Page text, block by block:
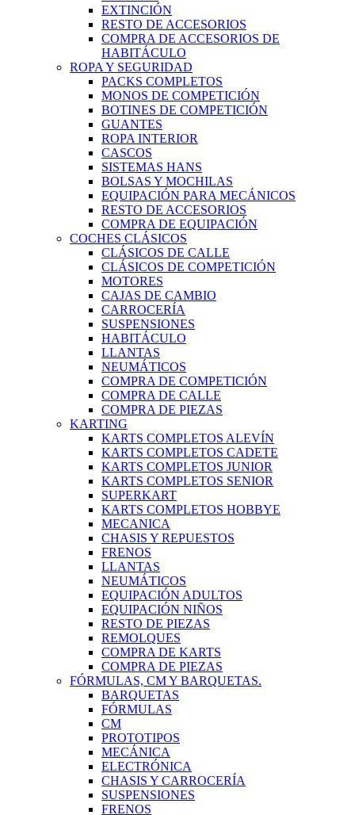
EXTINCIÓN
RESTO DE ACCESORIOS
COMPRA DE ACCESORIOS DE
HABITÁCULO
ROPA Y SEGURIDAD
PACKS COMPLETOS
MONOS DE COMPETICIÓN
BOTINES DE COMPETICIÓN
GUANTES
ROPA INTERIOR
CASCOS
SISTEMAS HANS
BOLSAS Y MOCHILAS
EQUIPACIÓN PARA MECÁNICOS
RESTO DE ACCESORIOS
COMPRA DE EQUIPACIÓN
COCHES CLÁSICOS
CLÁSICOS DE CALLE
CLÁSICOS DE COMPETICIÓN
MOTORES
CAJAS DE CAMBIO
CARROCERÍA
SUSPENSIONES
HABITÁCULO
LLANTAS
NEUMÁTICOS
COMPRA DE COMPETICIÓN
COMPRA DE CALLE
COMPRA DE PIEZAS
KARTING
KARTS COMPLETOS ALEVÍN
KARTS COMPLETOS CADETE
KARTS COMPLETOS JUNIOR
KARTS COMPLETOS SENIOR
SUPERKART
KARTS COMPLETOS HOBBYE
MECANICA
CHASIS Y REPUESTOS
FRENOS
LLANTAS
NEUMÁTICOS
EQUIPACIÓN ADULTOS
EQUIPACIÓN NIÑOS
RESTO DE PIEZAS
REMOLQUES
COMPRA DE KARTS
COMPRA DE PIEZAS
FÓRMULAS, CM Y BARQUETAS.
BARQUETAS
FÓRMULAS
CM
PROTOTIPOS
MECÁNICA
ELECTRÓNICA
CHASIS Y CARROCERÍA
SUSPENSIONES
FRENOS